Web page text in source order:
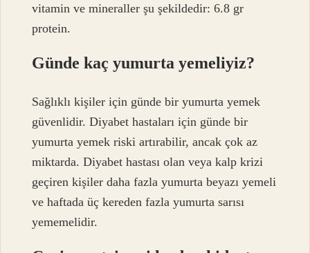
vitamin ve mineraller şu şekildedir: 6.8 gr
protein.
Günde kaç yumurta yemeliyiz?
Sağlıklı kişiler için günde bir yumurta yemek
güvenlidir. Diyabet hastaları için günde bir
yumurta yemek riski artırabilir, ancak çok az
miktarda. Diyabet hastası olan veya kalp krizi
geçiren kişiler daha fazla yumurta beyazı yemeli
ve haftada üç kereden fazla yumurta sarısı
yememelidir.